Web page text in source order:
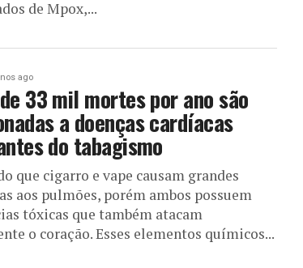
de Mpox,...
ago
33 mil mortes por ano são
a doenças cardíacas
do tabagismo
que cigarro e vape causam grandes
aos pulmões, porém ambos possuem
tóxicas que também atacam
o coração. Esses elementos químicos...